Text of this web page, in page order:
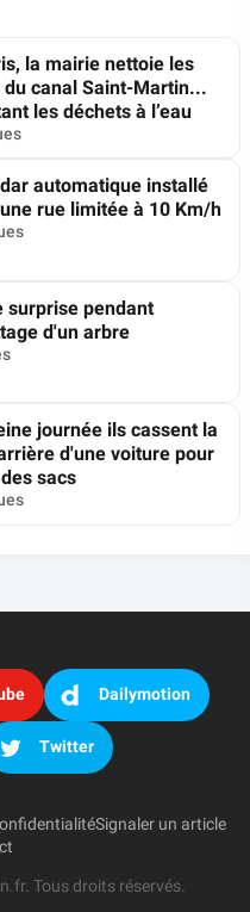
la mairie nettoie les
du canal Saint-Martin...
les déchets à l’eau
automatique installé
rue limitée à 10 Km/h
surprise pendant
d'un arbre
journée ils cassent la
d'une voiture pour
sacs
Dailymotion
Twitter
Signaler un article
Tous droits réservés.